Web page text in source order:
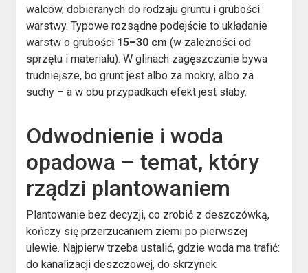
walców, dobieranych do rodzaju gruntu i grubości
warstwy. Typowe rozsądne podejście to układanie
warstw o grubości 15–30 cm (w zależności od
sprzętu i materiału). W glinach zagęszczanie bywa
trudniejsze, bo grunt jest albo za mokry, albo za
suchy – a w obu przypadkach efekt jest słaby.
Odwodnienie i woda
opadowa – temat, który
rządzi plantowaniem
Plantowanie bez decyzji, co zrobić z deszczówką,
kończy się przerzucaniem ziemi po pierwszej
ulewie. Najpierw trzeba ustalić, gdzie woda ma trafić:
do kanalizacji deszczowej, do skrzynek